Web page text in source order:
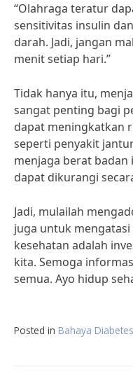
“Olahraga teratur
sensitivitas insulin
darah. Jadi, jangan
menit setiap hari.”
Tidak hanya itu,
sangat penting bagi
dapat meningkatkan
seperti penyakit
menjaga berat
dapat dikurangi
Jadi, mulailah
juga untuk
kesehatan adalah
kita. Semoga
semua. Ayo hidup
Posted in Bahaya Diabetes